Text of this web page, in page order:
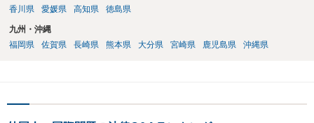
香川県
愛媛県 高知県 徳島県
九州・沖縄
福岡県
佐賀県 長崎県 熊本県 大分県 宮崎県 鹿児島県 沖縄県